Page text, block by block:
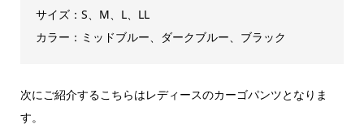
サイズ：S、M、L、LL
カラー：ミッドブルー、ダークブルー、ブラック
次にご紹介するこちらはレディースのカーゴパンツとなりま
す。